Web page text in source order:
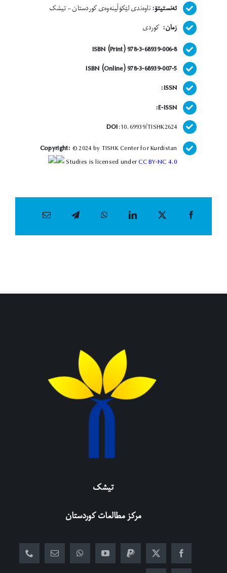
ئەنستیتۆ:ناوەندی لێکۆڵینەوەی کوردستان – تیشک
زمان: کوردی
ISBN (Print) 978-3-68939-006-8
ISBN (Online) 978-3-68939-007-5
ISSN:
E-ISSN:
DOI:10.69939/TISHK2624
Copyright: © 2024 by TISHK Center for Kurdistan
Studies is licensed underCC BY-NC 4.0
تیشک
مرکز مطالعات کوردستان